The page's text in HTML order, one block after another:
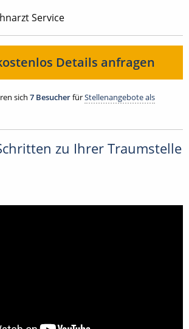
Service
Details anfragen
sich 7 BesucherfürStellenangebote als
zu Ihrer Traumstelle